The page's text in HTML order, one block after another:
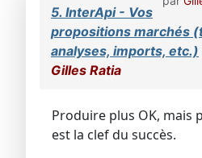
5. InterApi - Vos
propositions marchés
analyses, imports, etc.)
Gilles Ratia
Produire plus OK, mais
est la clef du succès.